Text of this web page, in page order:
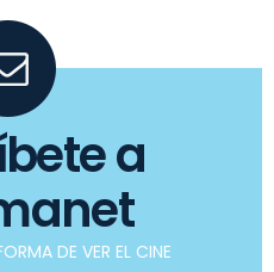
a
DE VER EL CINE